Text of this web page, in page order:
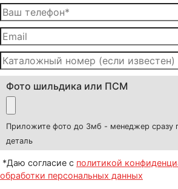
Фото шильдика или ПСМ
Приложите фото до 3мб - менеджер сразу
деталь
*Даю согласие с политикой
обработки персональных данных